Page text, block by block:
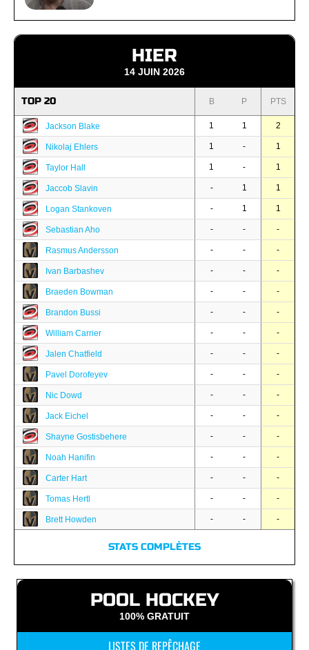
HIER
14 JUIN 2026
TOP 20 B P PTS
Jackson Blake 1 1 2
Nikolaj Ehlers 1 - 1
Taylor Hall 1 - 1
Jaccob Slavin - 1 1
Logan Stankoven - 1 1
Sebastian Aho - - -
Rasmus Andersson - - -
Ivan Barbashev - - -
Braeden Bowman - - -
Brandon Bussi - - -
William Carrier - - -
Jalen Chatfield - - -
Pavel Dorofeyev - - -
Nic Dowd - - -
Jack Eichel - - -
Shayne Gostisbehere - - -
Noah Hanifin - - -
Carter Hart - - -
Tomas Hertl - - -
Brett Howden - - -
STATS COMPLÈTES
POOL HOCKEY
100% GRATUIT
LISTES DE REPÊCHAGE